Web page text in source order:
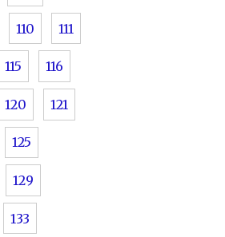
110 111
115 116
120 121
125
129
133